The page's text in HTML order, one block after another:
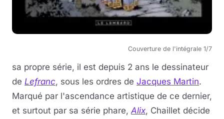
Couverture de l'intégrale 1/7
sa propre série, il est depuis 2 ans le dessinateur
de Lefranc, sous les ordres de Jacques Martin.
Marqué par l'ascendance artistique de ce dernier,
et surtout par sa série phare, Alix, Chaillet décide